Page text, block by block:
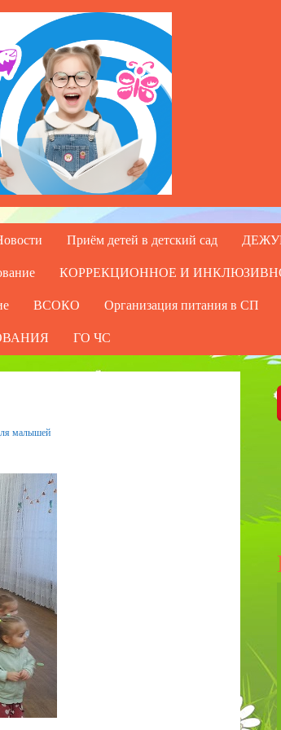
Приём детей в детский сад
КОРРЕКЦИОННОЕ И
ВСОКО Организация питания в СП
ГО ЧС
малышей